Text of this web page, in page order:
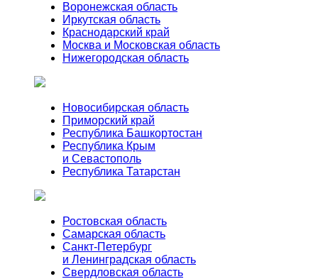
Воронежская область
Иркутская область
Краснодарский край
Москва и Московская область
Нижегородская область
Новосибирская область
Приморский край
Республика Башкортостан
Республика Крым
и Севастополь
Республика Татарстан
Ростовская область
Самарская область
Санкт-Петербург
и Ленинградская область
Свердловская область